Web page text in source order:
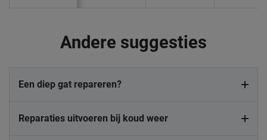
Andere suggesties
Een diep gat repareren?
Reparaties uitvoeren bij koud weer